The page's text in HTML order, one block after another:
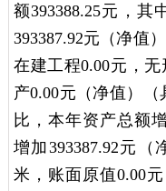
额393388.25元，其
393387.92元（净值
在建工程0.00元，
产0.00元（净值）
比，本年资产总额
增加393387.92元
米，账面原值0.00